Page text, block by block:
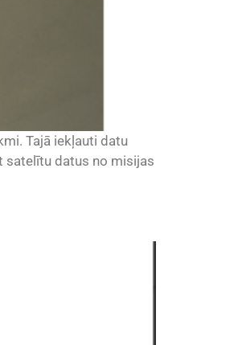
Tajā iekļauti datu
satelītu datus no misijas